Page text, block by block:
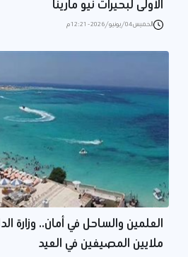
الأولى لبحيرات نيو مارينا
الخميس 04/يونيو/2026 - 12:21 م
العلمين والساحل في أمان.. وزارة
ملايين المصيفين في العيد